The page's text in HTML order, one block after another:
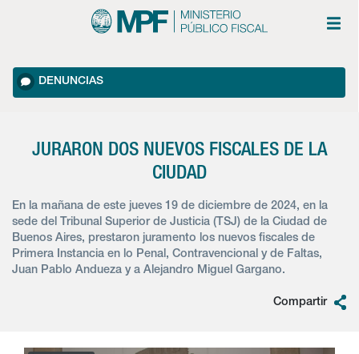
DENUNCIAS
JURARON DOS NUEVOS FISCALES DE LA
CIUDAD
En la mañana de este jueves 19 de diciembre de 2024, en la
sede del Tribunal Superior de Justicia (TSJ) de la Ciudad de
Buenos Aires, prestaron juramento los nuevos fiscales de
Primera Instancia en lo Penal, Contravencional y de Faltas,
Juan Pablo Andueza y a Alejandro Miguel Gargano.
Compartir